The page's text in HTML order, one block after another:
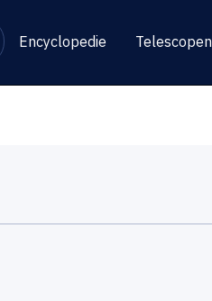
Encyclopedie Telescopen